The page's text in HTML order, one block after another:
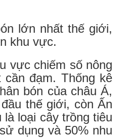
lớn nhất thế giới,
khu vực.
vực chiếm số nông
cần đạm. Thống kê
bón của châu Á,
thế giới, còn Ấn
loại cây trồng tiêu
dụng và 50% nhu